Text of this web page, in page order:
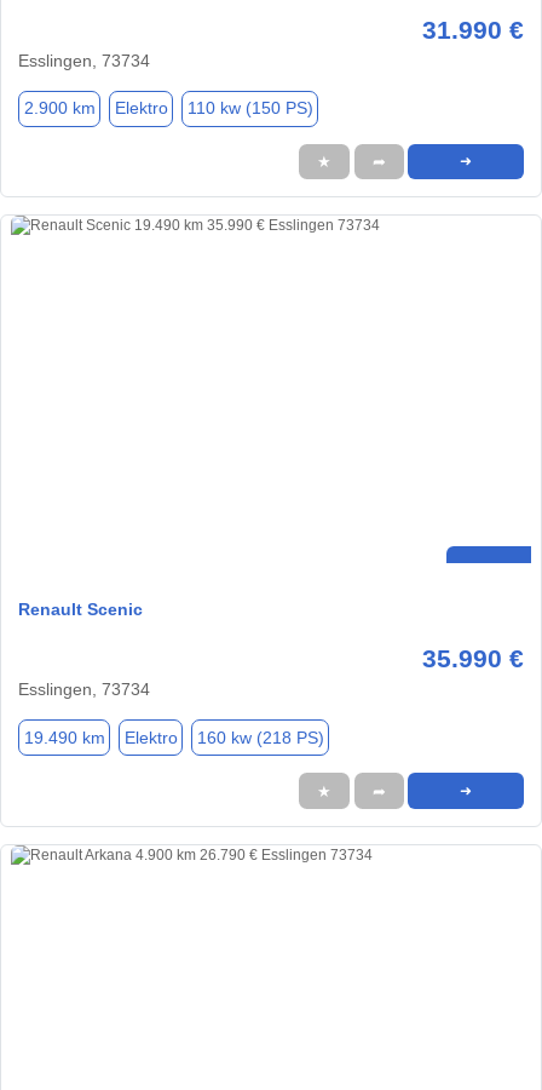
31.990 €
Esslingen, 73734
2.900 km Elektro 110 kw (150 PS)
★ ➦ ➜
Renault Scenic
35.990 €
Esslingen, 73734
19.490 km Elektro 160 kw (218 PS)
★ ➦ ➜